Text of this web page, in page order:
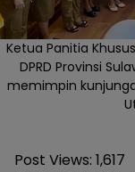
Ketua Panitia
DPRD Provinsi
memimpin
Post Views: 1,617